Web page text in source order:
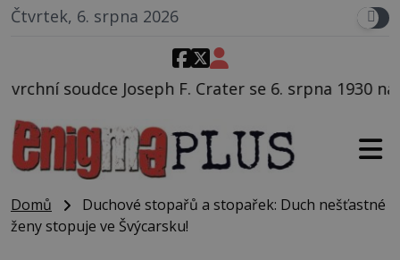
Čtvrtek, 6. srpna 2026
F. Crater se 6. srpna 1930 navečeří ve své
Domů
Duchové stopařů a stopařek: Duch nešťastné
ženy stopuje ve Švýcarsku!